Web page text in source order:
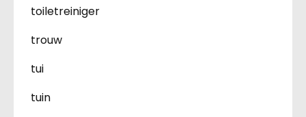
toiletreiniger
trouw
tui
tuin